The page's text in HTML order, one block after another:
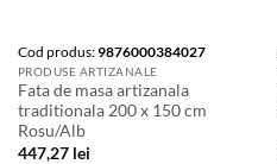
Cod produs:9876000384027
PRODUSE ARTIZANALE
Fata de masa artizanala
traditionala 200 x 150 cm
Rosu/Alb
447,27 lei